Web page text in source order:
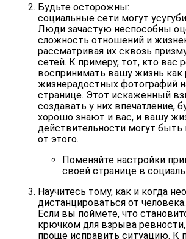
Будьте осторожны:
социальные сети могут
Люди зачастую неспособны
сложность отношений и
рассматривая их сквозь
сетей. К примеру, тот, кто вас
воспринимать вашу жизнь как
жизнерадостных фотографий
странице. Этот искаженный
создавать у них впечатление,
хорошо знают и вас, и вашу
действительности могут быть
от этого.
Поменяйте настройки
своей странице в
Научитесь тому, как и когда
дистанцироваться от человека.
Если вы поймете, что
крючком для взрыва
проще исправить ситуацию. К